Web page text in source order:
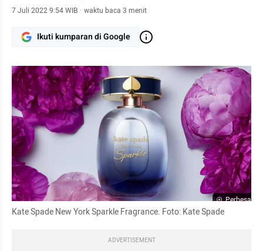
7 Juli 2022 9:54 WIB · waktu baca 3 menit
Ikuti kumparan di Google
Perbesar
Kate Spade New York Sparkle Fragrance. Foto: Kate Spade
ADVERTISEMENT